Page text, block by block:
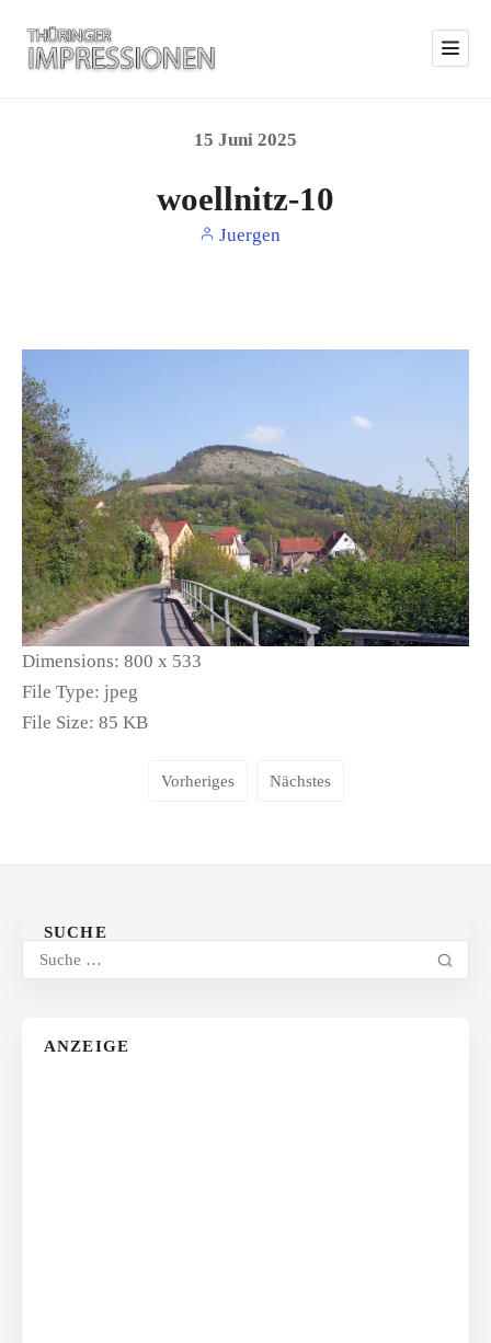
15 Juni 2025
woellnitz-10
Juergen
Dimensions: 800 x 533
File Type: jpeg
File Size: 85 KB
Vorheriges Nächstes
SUCHE
ANZEIGE